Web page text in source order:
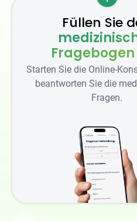
Füllen Sie
Starten Sie die Online-
beantworten Sie die
Fragen.